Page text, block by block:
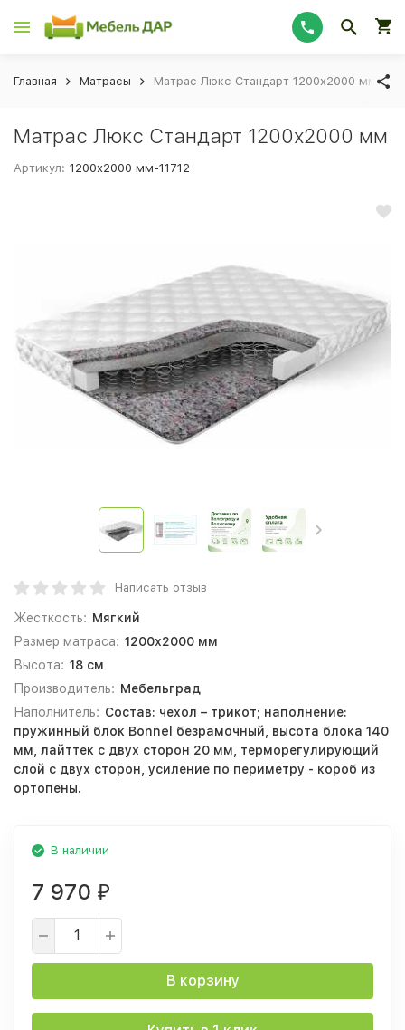
Главная Матрасы Матрас Люкс Стандарт 1200х2000 мм
Матрас Люкс Стандарт 1200х2000 мм
Артикул: 1200х2000 мм-11712
Написать отзыв
Жесткость: Мягкий
Размер матраса: 1200х2000 мм
Высота: 18 см
Производитель: Мебельград
Наполнитель: Состав: чехол – трикот; наполнение:
пружинный блок Bonnel безрамочный, высота блока 140
мм, лайттек с двух сторон 20 мм, терморегулирующий
слой с двух сторон, усиление по периметру - короб из
ортопены.
В наличии
7 970 ₽
В корзину